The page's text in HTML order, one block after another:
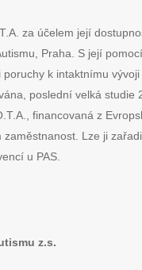
za účelem její
Praha. S její
k intaktnímu
poslední velká studie
financovaná z
Lze ji
u PAS.
z.s.